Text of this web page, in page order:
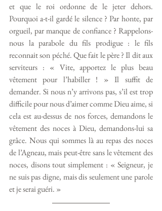
et que le roi ordonne de le jeter dehors.
Pourquoi a-t-il gardé le silence ? Par honte, par
orgueil, par manque de confiance ? Rappelons-
nous la parabole du fils prodigue : le fils
reconnait son péché. Que fait le père ? Il dit aux
serviteurs : « Vite, apportez le plus beau
vêtement pour l’habiller ! » Il suffit de
demander. Si nous n’y arrivons pas, s’il est trop
difficile pour nous d’aimer comme Dieu aime, si
cela est au-dessus de nos forces, demandons le
vêtement des noces à Dieu, demandons-lui sa
grâce. Nous qui sommes là au repas des noces
de l’Agneau, mais peut-être sans le vêtement des
noces, disons tout simplement : « Seigneur, je
ne suis pas digne, mais dis seulement une parole
et je serai guéri. »